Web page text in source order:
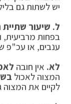
יש לשתות גם
ל. שיעור שתיית
בפחות מרביעית,
ענבים, או עכ"פ
לא. אין חובה
המצוה לאכול
לקיים את המצוה